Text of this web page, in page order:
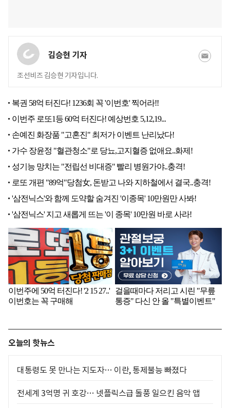
김승현 기자
조선비즈 김승현 기자입니다.
오늘의 핫뉴스
대통령도 못 만나는 지도자… 이란, 통제불능 빠졌다
전세계 3억명 귀 호강… 넷플릭스급 돌풍 일으킨 음악 앱